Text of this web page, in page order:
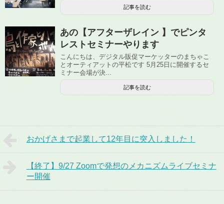
記事を読む
あの【アフターザレイン 】でピンタ
レストセミナーやります
こんにちは、デジタル販促マーケッターのまちゃこ
とオーティアットの平松です 5月25日に開催するセ
ミナー会場が決...
記事を読む
おかげさまで起業して12年目に突入しました！
【終了】9/27 Zoomで発想のメカニズムライブセミナ
ー開催